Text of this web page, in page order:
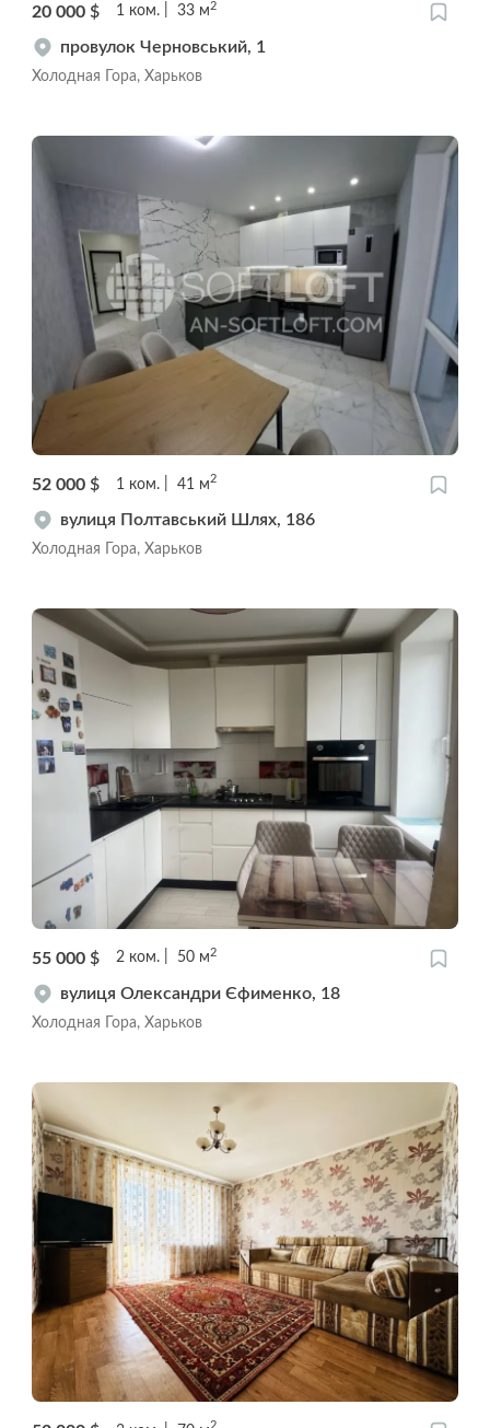
20 000 $ 1 ком. 33 м 2
провулок Черновський, 1
Холодная Гора, Харьков
52 000 $ 1 ком. 41 м2
вулиця Полтавський Шлях, 186
Холодная Гора, Харьков
55 000 $ 2 ком. 50 м 2
вулиця Олександри Єфименко, 18
Холодная Гора, Харьков